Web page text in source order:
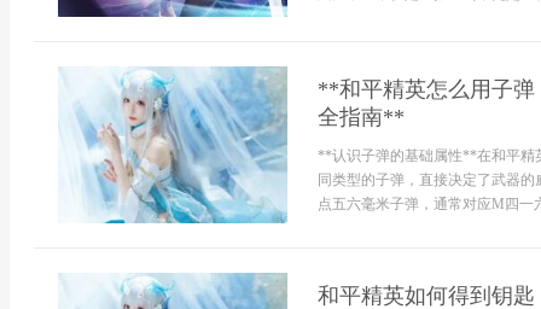
**和平精英怎么用子
全指南**
**认识子弹的基础属性**在和平精
同类型的子弹，直接决定了武器
点五六毫米子弹，通常对应M四一
和平精英如何得到钥